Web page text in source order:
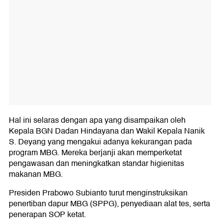
Hal ini selaras dengan apa yang disampaikan oleh
Kepala BGN Dadan Hindayana dan Wakil Kepala Nanik
S. Deyang yang mengakui adanya kekurangan pada
program MBG. Mereka berjanji akan memperketat
pengawasan dan meningkatkan standar higienitas
makanan MBG.
Presiden Prabowo Subianto turut menginstruksikan
penertiban dapur MBG (SPPG), penyediaan alat tes, serta
penerapan SOP ketat.